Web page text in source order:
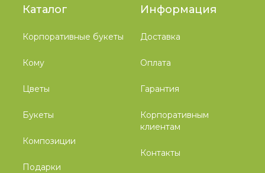
Каталог
Корпоративные букеты
Кому
Цветы
Букеты
Композиции
Подарки
Информация
Доставка
Оплата
Гарантия
Корпоративным
клиентам
Контакты